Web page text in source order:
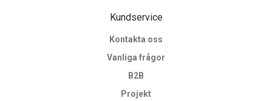
Kundservice
Kontakta oss
Vanliga frågor
B2B
Projekt